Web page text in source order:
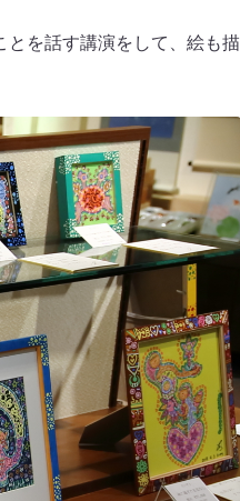
とを話す講演をして、絵も描